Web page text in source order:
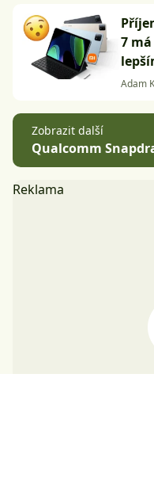
7
Adam
Zobrazit další
Qualcomm
Reklama